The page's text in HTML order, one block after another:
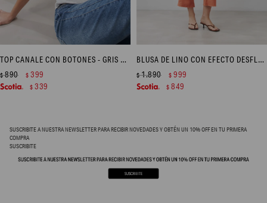
TOP CANALE CON BOTONES - GRIS MELANGE
$890 $ 399
$ 339
BLUSA DE LINO CON EFECTO DESFLECADO - DURAZNO
$1.890 $ 999
$ 849
SUSCRIBITE A NUESTRA NEWSLETTER PARA RECIBIR NOVEDADES Y OBTÉN UN 10% OFF EN TU PRIMERA
COMPRA
SUSCRIBITE